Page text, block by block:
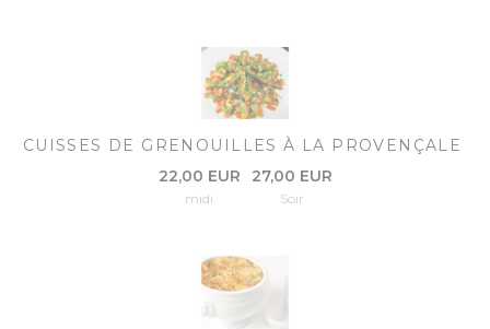
CUISSES DE GRENOUILLES À LA PROVENÇALE
22,00 EUR
midi
27,00 EUR
Soir